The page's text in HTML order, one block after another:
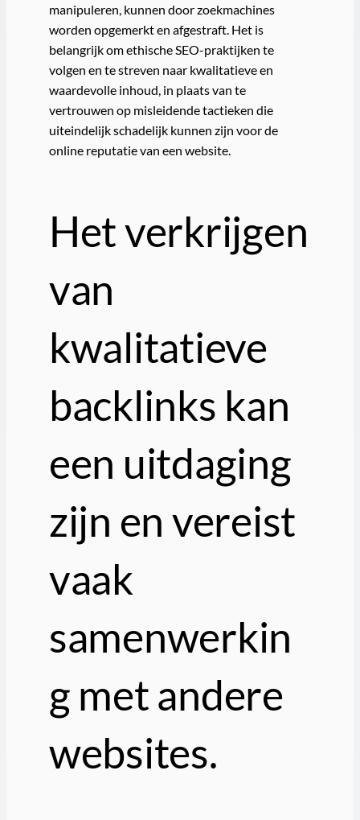
manipuleren, kunnen door zoekmachines
worden opgemerkt en afgestraft. Het is
belangrijk om ethische SEO-praktijken te
volgen en te streven naar kwalitatieve en
waardevolle inhoud, in plaats van te
vertrouwen op misleidende tactieken die
uiteindelijk schadelijk kunnen zijn voor de
online reputatie van een website.
Het verkrijgen
van
kwalitatieve
backlinks kan
een uitdaging
zijn en vereist
vaak
samenwerkin
g met andere
websites.